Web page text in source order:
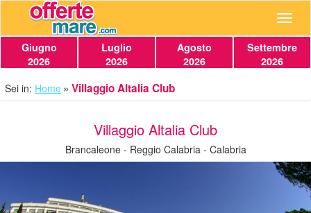
Giugno
2026
Luglio
2026
Agosto
2026
Settembre
2026
Sei in: Home Villaggio Altalia Club
Villaggio Altalia Club
Brancaleone - Reggio Calabria - Calabria